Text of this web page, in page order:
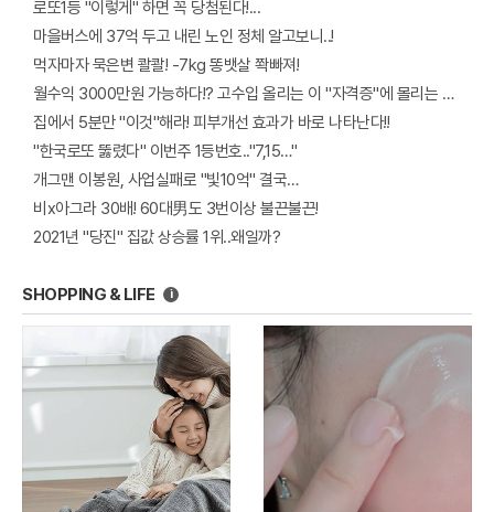
로또1등 "이렇게" 하면 꼭 당첨된다!...
마을버스에 37억 두고 내린 노인 정체 알고보니..!
먹자마자 묵은변 콸콸! -7kg 똥뱃살 쫙빠져!
월수익 3000만원 가능하다!? 고수입 올리는 이 "자격증"에 몰리는 이유 알고보니…
집에서 5분만 "이것"해라! 피부개선 효과가 바로 나타난다!!
"한국로또 뚫렸다" 이번주 1등번호.."7,15…"
개그맨 이봉원, 사업실패로 "빛10억" 결국…
비x아그라 30배! 60대男도 3번이상 불끈불끈!
2021년 "당진" 집값 상승률 1위..왜일까?
SHOPPING & LIFE i